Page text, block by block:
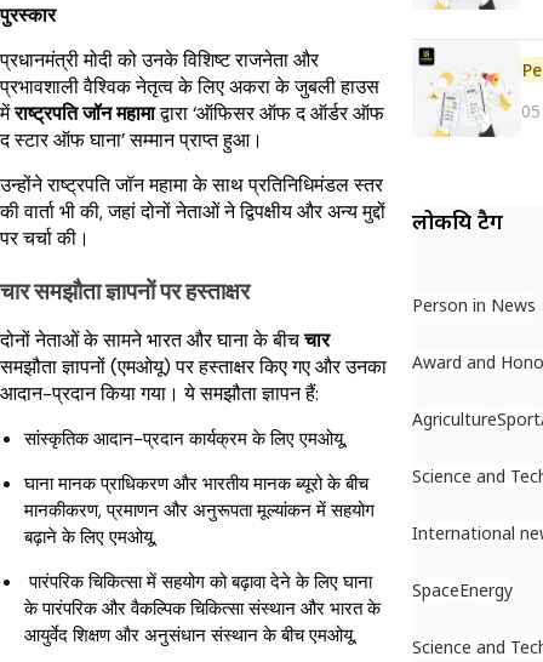
पुरस्कार
प्रधानमंत्री मोदी को उनके विशिष्ट राजनेता और
प्रभावशाली वैश्विक नेतृत्व के लिए अकरा के जुबली हाउस
मेंराष्ट्रपति जॉन महामाद्वारा ‘ऑफिसर ऑफ द ऑर्डर ऑफ
द स्टार ऑफ घाना’ सम्मान प्राप्त हुआ।
उन्होंने राष्ट्रपति जॉन महामा के साथ प्रतिनिधिमंडल स्तर
की वार्ता भी की, जहां दोनों नेताओं ने द्विपक्षीय और अन्य मुद्दों
पर चर्चा की।
चार समझौता ज्ञापनों पर हस्ताक्षर
दोनों नेताओं के सामने भारत और घाना के बीचचार
समझौता ज्ञापनों (एमओयू) पर हस्ताक्षर किए गए और उनका
आदान-प्रदान किया गया। ये समझौता ज्ञापन हैं:
सांस्कृतिक आदान-प्रदान कार्यक्रम के लिए एमओयू,
घाना मानक प्राधिकरण और भारतीय मानक ब्यूरो के बीच
मानकीकरण, प्रमाणन और अनुरूपता मूल्यांकन में सहयोग
बढ़ाने के लिए एमओयू,
पारंपरिक चिकित्सा में सहयोग को बढ़ावा देने के लिए घाना
के पारंपरिक और वैकल्पिक चिकित्सा संस्थान और भारत के
आयुर्वेद शिक्षण और अनुसंधान संस्थान के बीच एमओयू,
लोकप्रिय टैग
Person in News
Award and
AgricultureSport
Science and
International
SpaceEnergy
Science and